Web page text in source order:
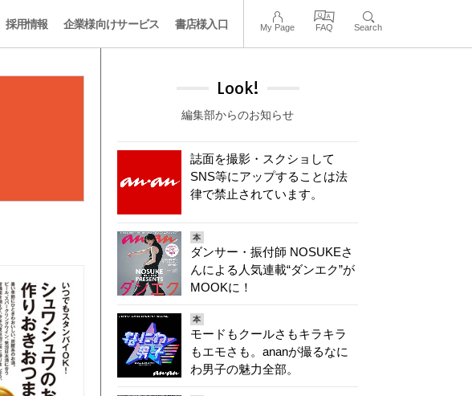
採用情報 企業様向けサービス 書店様入口 My Page FAQ Search
Look!
編集部からのお知らせ
誌面を撮影・スクショして
SNS等にアップすることは法
律で禁止されています。
本
ダンサー・振付師 NOSUKEさ
んによる人気連載“ダンエク”が
MOOKに！
本
モードもクールさもキラキラ
もエモさも。ananが撮るなに
わ男子の魅力全部。